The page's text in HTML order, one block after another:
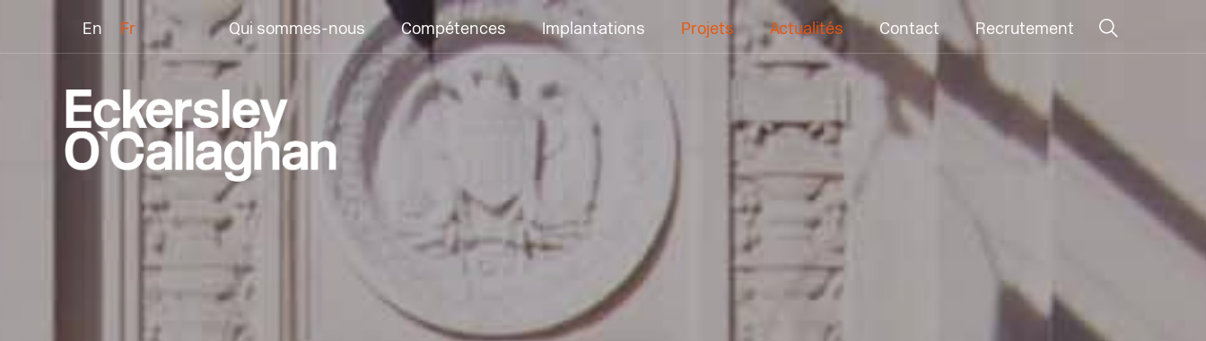
Qui sommes-nous Compétences Implantations Projets Actualités Contact Recrutement
En Fr